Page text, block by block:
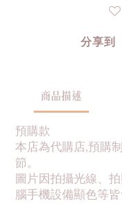
分享到
商品描述
預購款
本店為代購店,預購
節。
圖片因拍攝光線、
腦手機設備顯色等